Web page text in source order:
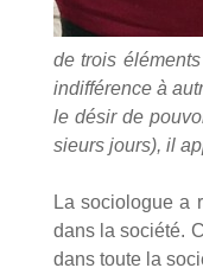
de trois
indif­fé­rence à
le désir de
sieurs jours), il
La socio­logue a
dans la socié­té.
dans toute la